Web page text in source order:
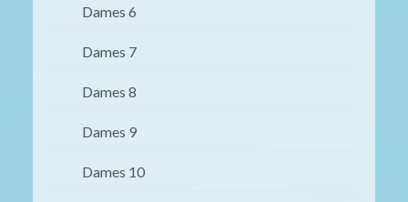
Dames 6
Dames 7
Dames 8
Dames 9
Dames 10